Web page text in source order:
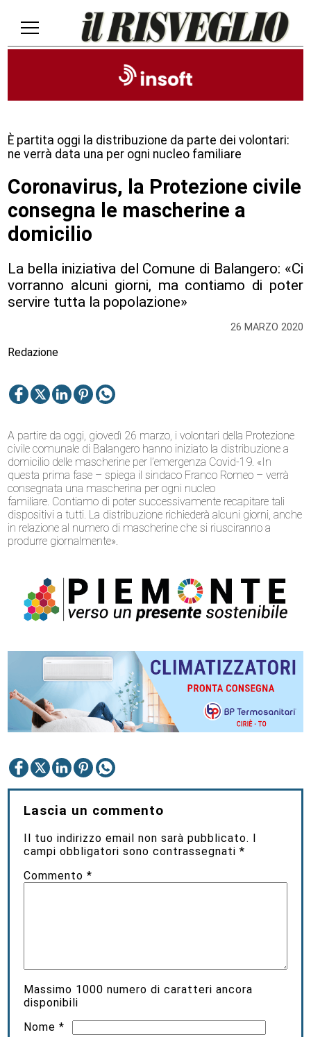
26 MARZO 2020
È partita oggi la distribuzione da parte dei volontari:
ne verrà data una per ogni nucleo familiare
Coronavirus, la Protezione civile
consegna le mascherine a
domicilio
La bella iniziativa del Comune di Balangero: «Ci
vorranno alcuni giorni, ma contiamo di poter
servire tutta la popolazione»
Redazione
A partire da oggi, giovedì 26 marzo, i volontari della Protezione
civile comunale di Balangero hanno iniziato la distribuzione a
domicilio delle mascherine per l’emergenza Covid-19. «In
questa prima fase – spiega il sindaco Franco Romeo – verrà
consegnata una mascherina per ogni nucleo
familiare. Contiamo di poter successivamente recapitare tali
dispositivi a tutti. La distribuzione richiederà alcuni giorni, anche
in relazione al numero di mascherine che si riusciranno a
produrre giornalmente».
Lascia un commento
Il tuo indirizzo email non sarà pubblicato. I
campi obbligatori sono contrassegnati*
Commento*
Massimo 1000 numero di caratteri ancora
disponibili
Nome*